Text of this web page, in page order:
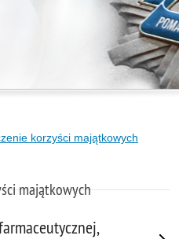
korzyści majątkowych
majątkowych